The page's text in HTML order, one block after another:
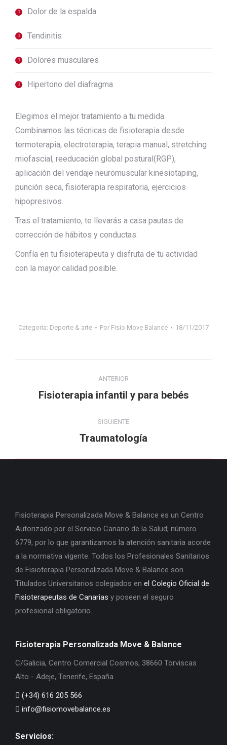
Dolor de la espalda
Tendinitis
Dolores musculares
Hipertono del diafragma
Elegimos el mejor tratamiento a tu medida.
Combinamos las técnicas de fisioterapia desde
termoterapia, electroterapia, terapia manual, stretching
miofascial, reeducación global postural(RGP),
aplicación del vendaje neuromuscular kinesiotaping,
punción seca, fisioterapia respiratoria, ejercicios
hipopresivos.
Tras el tratamiento, te llevarás a casa pautas de
corrección de hábitos y conductas.
Confía en tu fisioterapeuta y disfruta de tu actividad
con la mayor calidad posible.
Categoría: Deporte & arte Por Fisio Move Balance 18/11/2017
entre
ANTERIOR
Proyecto
Fisioterapia infantil y para bebés
SIGUIENTE
Proyecto
Traumatología
Fisioterapia Personalizada Move & Balance es un Centro
Autorizado por el Servicio Canario de la Salud; número
6779, por lo que garantizamos la atención sanitaria acorde
a la normativa vigente. Todos los Profesionales Sanitarios
de Fisioterapia Personalizada Move & Balance son
Titulados Universitarios colegiados en el Colegio Oficial de
Fisioterapeutas de Canarias y poseen el seguro
profesional obligatorio.
Fisioterapia Personalizada Move & Balance
C/Galicia, Centro Comercial Cosmos, 38660 Torviscas
Alto - Adeje, Tenerife, España
(+34) 616 205 566
info@fisiomovebalance.es
Servicios: